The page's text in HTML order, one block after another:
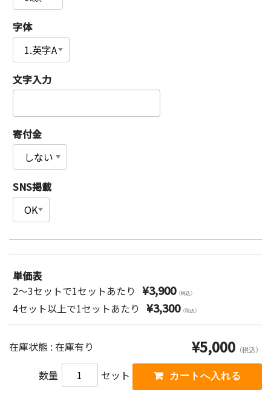
字体
文字入力
寄付金
SNS掲載
単価表
2～3セットで1セットあたり ¥3,900（税込）
4セット以上で1セットあたり ¥3,300（税込）
在庫状態 : 在庫有り ¥5,000 （税込）
数量 セット